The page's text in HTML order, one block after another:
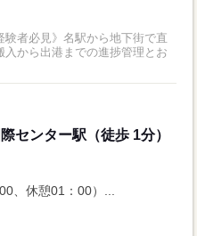
者必見》名駅から地下街で直
から出港までの進捗管理とお
センター駅（徒歩 1分）
、休憩01：00）...